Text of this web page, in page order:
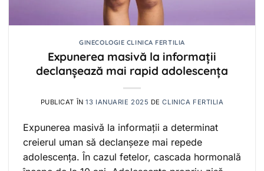
GINECOLOGIE CLINICA FERTILIA
Expunerea masivă la informații
declanșează mai rapid adolescența
PUBLICAT ÎN13 IANUARIE 2025 DECLINICA FERTILIA
Expunerea masivă la informații a determinat
creierul uman să declanșeze mai repede
adolescența. În cazul fetelor, cascada hormonală